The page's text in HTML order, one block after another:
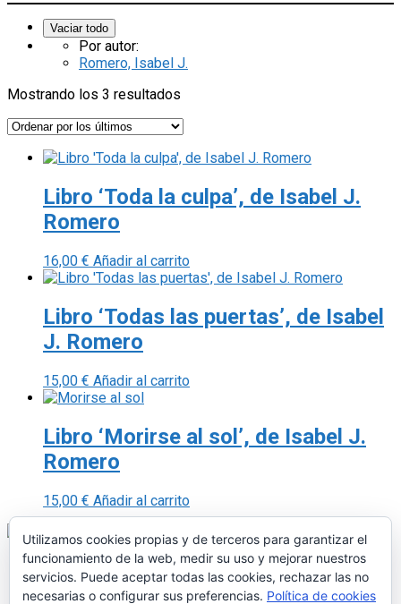
Vaciar todo
Por autor:
Romero, Isabel J.
Mostrando los 3 resultados
Libro ‘Toda la culpa’, de Isabel J.
Romero
16,00 € Añadir al carrito
Libro ‘Todas las puertas’, de Isabel
J. Romero
15,00 € Añadir al carrito
Libro ‘Morirse al sol’, de Isabel J.
Romero
15,00 € Añadir al carrito
Utilizamos cookies propias y de terceros para garantizar el
funcionamiento de la web, medir su uso y mejorar nuestros
servicios. Puede aceptar todas las cookies, rechazar las no
necesarias o configurar sus preferencias. Política de cookies